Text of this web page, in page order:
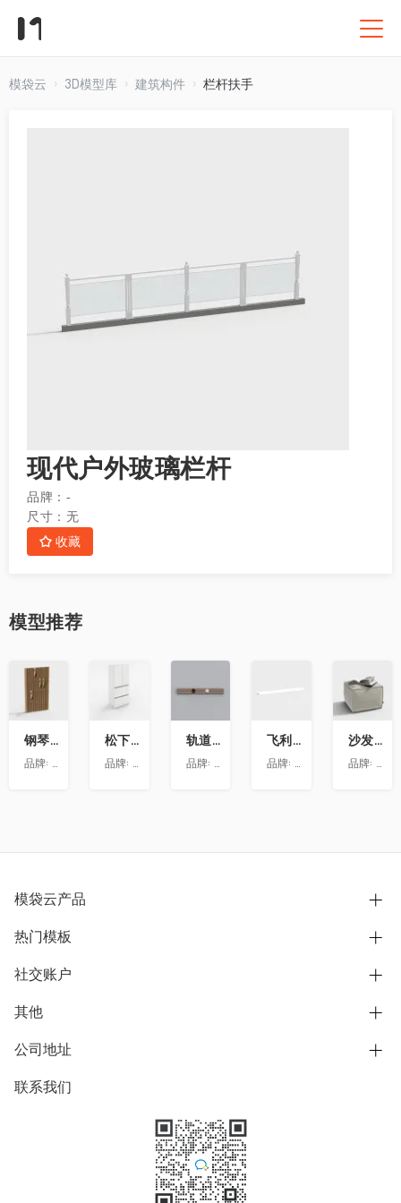
模袋云 3D模型库 建筑构件 栏杆扶手
现代户外玻璃栏杆
品牌： -
尺寸： 无
收藏
模型推荐
钢琴键挂衣架9
品牌:
澳华装饰
藏
松下喜马拉雅 600L冰箱大溪地
品牌:
松下
藏
轨道插座9
品牌:
依百纳定制家具 全新VR上线 让您提前
飞利浦LS160灯带-低压灯带-100mm
品牌:
昕诺飞
收
藏
沙发凳坐墩
品牌:
澳华
模袋云产品
别墅设计营销
模型协同展示分享
别墅社区
别墅模板
热门模板
欧式别墅
中式别墅
日式别墅
社交账户
B站
抖音
微信公众号
其他
用户服务协议
隐私政策
公司地址
上海市浦东新区东方路1215-1217号
联系我们